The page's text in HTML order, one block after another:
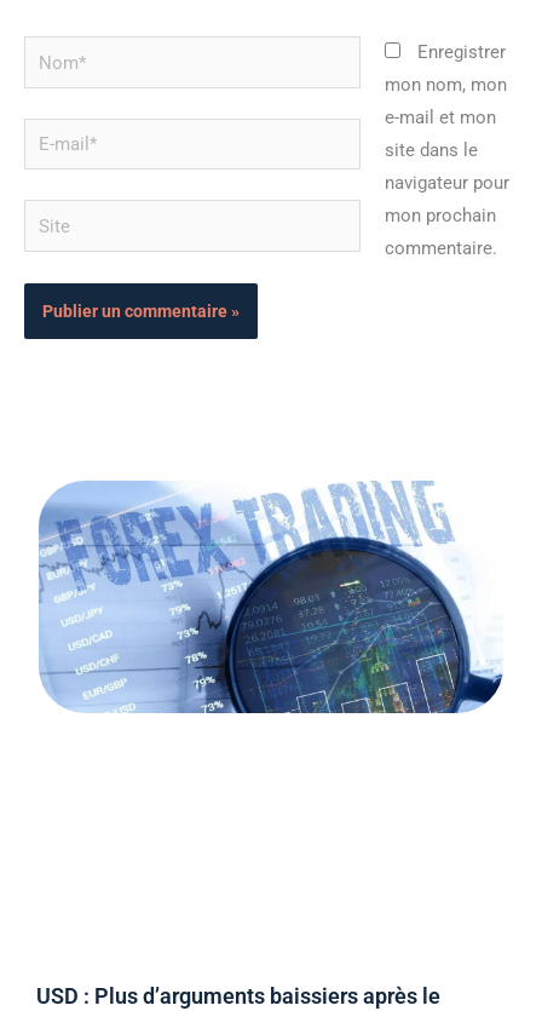
Nom*
mail*
Site
Enregistrer
mon nom, mon
e-mail et mon
site dans le
navigateur pour
mon prochain
commentaire.
USD : Plus d’arguments baissiers après le